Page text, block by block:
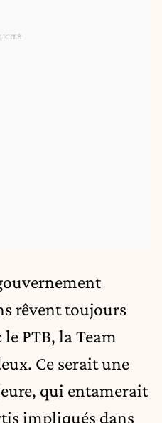
rêvent toujours
PTB, la Team
Ce serait une
qui entamerait
impliqués dans